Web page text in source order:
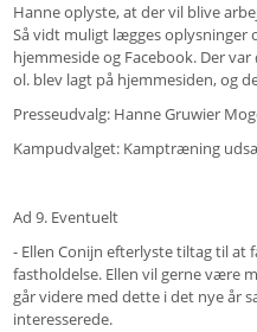
Hanne oplyste, at der vil blive
Så vidt muligt lægges oplysninger
hjemmeside og Facebook. Der
ol. blev lagt på hjemmesiden, og
Presseudvalg: Hanne Gruwier
Kampudvalget: Kamptræning
Ad 9. Eventuelt
- Ellen Conijn efterlyste tiltag til at
fastholdelse. Ellen vil gerne være
går videre med dette i det nye år
interesserede.